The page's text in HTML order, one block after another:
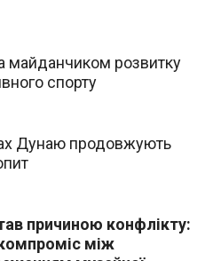
майданчиком розвитку
спорту
Дунаю продовжують
причиною конфлікту:
між